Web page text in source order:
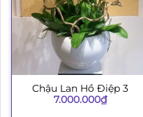
Chậu Lan Hồ Điệp 3
7.000.000₫